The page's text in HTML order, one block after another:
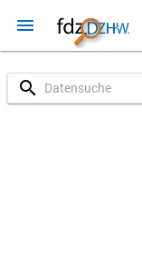
menu
search